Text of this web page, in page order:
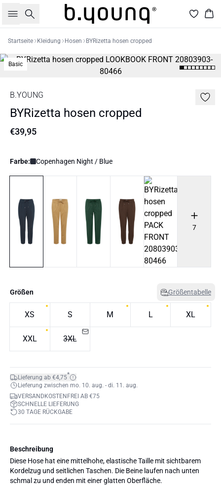
Suche
Startseite Kleidung Hosen BYRizetta hosen cropped
Basic
B.YOUNG
BYRizetta hosen cropped
€39,95
Farbe: Copenhagen Night / Blue
7
Größen Größentabelle
XS S M L XL
XXL 3XL
Lieferung ab €4,75*
Lieferung zwischen mo. 10. aug. - di. 11. aug.
VERSANDKOSTENFREI AB €75
SCHNELLE LIEFERUNG
30 TAGE RÜCKGABE
Beschreibung
Diese Hose hat eine mittelhohe, elastische Taille mit sichtbarem
Kordelzug und seitlichen Taschen. Die Beine laufen nach unten
schmal zu und enden mit einer glatten Oberfläche.